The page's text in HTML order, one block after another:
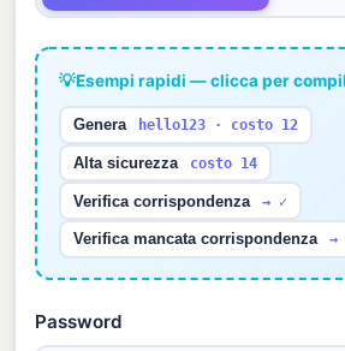
💡Esempi rapidi — clicca per
Genera hello123 · costo 12
Alta sicurezza costo 14
Verifica corrispondenza → ✓
Verifica mancata corrispondenza →
Password